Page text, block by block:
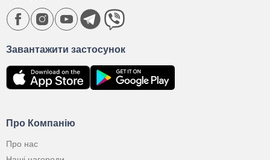
Про Компанію
Про нас
Завантажити застосунок